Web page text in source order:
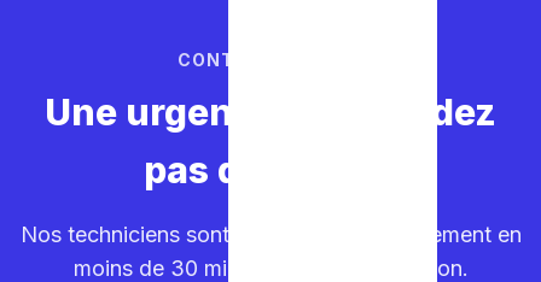
CONTACTEZ-NOUS
Une urgence ? Ne perdez
pas de temps.
Nos techniciens sont sur la route. Déplacement en
moins de 30 minutes dans votre région.